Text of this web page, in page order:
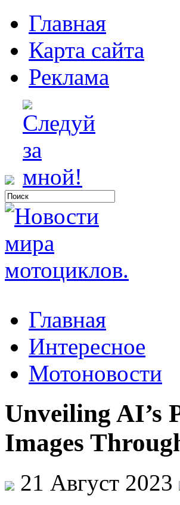
Главная
Карта сайта
Реклама
Главная
Интересное
Мотоновости
Unveiling AI’s
Images
21 Август 2023